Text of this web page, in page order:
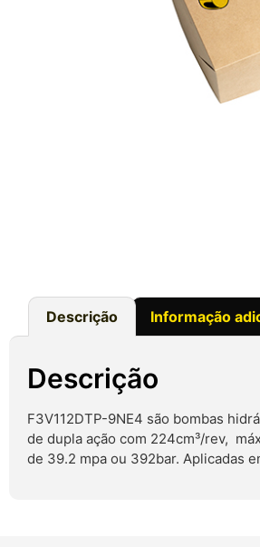
Descrição Informação
Descrição
F3V112DTP-9NE4 são bombas
de dupla ação com 224cm³/rev,
de 39.2 mpa ou 392bar. Aplicadas